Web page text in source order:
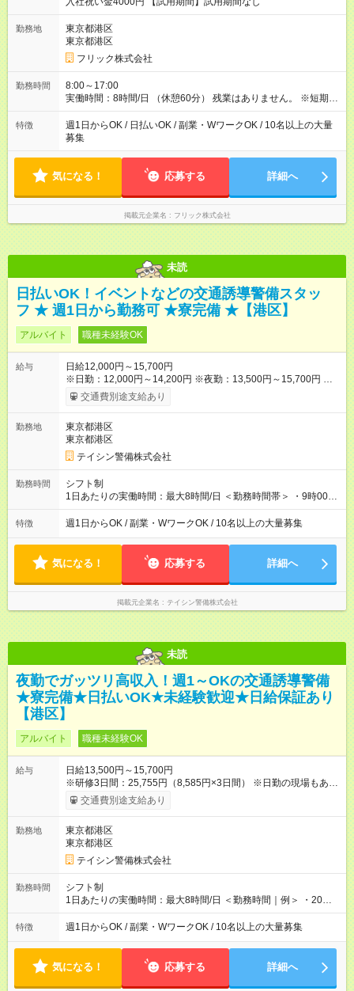
勤務地
東京都港区
東京都港区
フリック株式会社
勤務時間
8:00～17:00
実働時間：8時間/日 （休憩60分） 残業はありません。 ※短期の
募集は行っておりません。予めご了承くださいませ。
特徴
週1日からOK / 日払いOK / 副業・WワークOK / 10名以上の大量
募集
気になる！ 応募する 詳細へ
掲載元企業名 フリック株式会社
未読
日払いOK！イベントなどの交通誘導警備スタッ
フ ★ 週1日から勤務可 ★寮完備 ★【港区】
アルバイト 職種未経験OK
給与
日給12,000円～15,700円
※日勤：12,000円～14,200円 ※夜勤：13,500円～15,700円 ※研
修3日間：25,755円（8,585円×3日間） ✅早上がりでも日給全額
保証◎ ✅寮完備！即入居OK！ ✅週1日～勤務OK ✅週5日勤務×フ
全額支給 ※資格取得費用は会社が全額負担します。 ＜＜ ✨紹介
報奨金キャンペーン✨ ＞＞ 紹介する側＆入社する側も嬉しい制
度！ 条件に応じて、下記報奨金を支給♪ ■紹介者：最大10万円 ■
入社者：最大5万円 ■入社者（即戦力）：最大7万円 【試用期
間】試用期間あり 試用期間の長さ：2ヶ月 雇用形態、給与は本
採用時と同じです。
交通費別途支給あり
勤務地
東京都港区
東京都港区
テイシン警備株式会社
勤務時間
シフト制
1日あたりの実働時間：最大8時間/日 ＜勤務時間帯＞ ・9時00分
～18時00分 ・20時00分～05時00分 ◎週1日から勤務可能で、1
週間ごと1ヶ月ごとの自己申告制シフトを採用。短期勤務や副業
など、ライフスタイルに合わせた働き方ができます。有給休暇
も積極的に取得可能です！
特徴 週1日からOK / 副業・WワークOK / 10名以上の大量募集
気になる！ 応募する 詳細へ
掲載元企業名 テイシン警備株式会社
未読
夜勤でガッツリ高収入！週1～OKの交通誘導警備
★寮完備★日払いOK★未経験歓迎★日給保証あり
【港区】
アルバイト 職種未経験OK
給与
日給13,500円～15,700円
※研修3日間：25,755円（8,585円×3日間） ※日勤の現場もあり
ます！ ◎例えば20日勤務の場合、月収27万円（13500円×20
日）となります。 ＼＼日給全額保証あり／／ 現場によっては、
証します！ そのため、希望があれば1日2現場も可能です！ その
場合：日収2万5,500円(※)以上稼げます！ ※内訳：日勤12,000円
＋夜勤13,500円 ◎資格手当（最大2200円／日）や残業代は別途
全額支給。 資格取得費用は会社が全額負担します。 【試用
期間】試用期間あり 試用期間の長さ：2ヶ月 雇用形態、給与は
本採用時と同じです。
交通費別途支給あり
勤務地
東京都港区
東京都港区
テイシン警備株式会社
勤務時間
シフト制
1日あたりの実働時間：最大8時間/日 ＜勤務時間｜例＞ ・20：
00～翌5：00 ・21：00～翌6：00 ◎週1日から勤務可能で、1週
間ごと1ヶ月ごとの自己申告制シフトを採用。短期勤務や副業と
ど、ライフスタイルに合わせた働き方ができます。有給休暇も
積極的に取得可能です！
特徴 週1日からOK / 副業・WワークOK / 10名以上の大量募集
気になる！ 応募する 詳細へ